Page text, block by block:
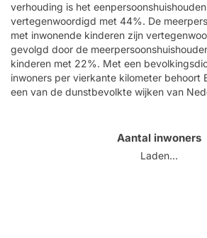
verhouding is het
vertegenwoordigd met 44%. De
met inwonende kinderen zijn
gevolgd door de
kinderen met 22%. Met een
inwoners per vierkante kilometer behoort
een van de dunstbevolkte wijken van
Aantal inwoners
Laden...